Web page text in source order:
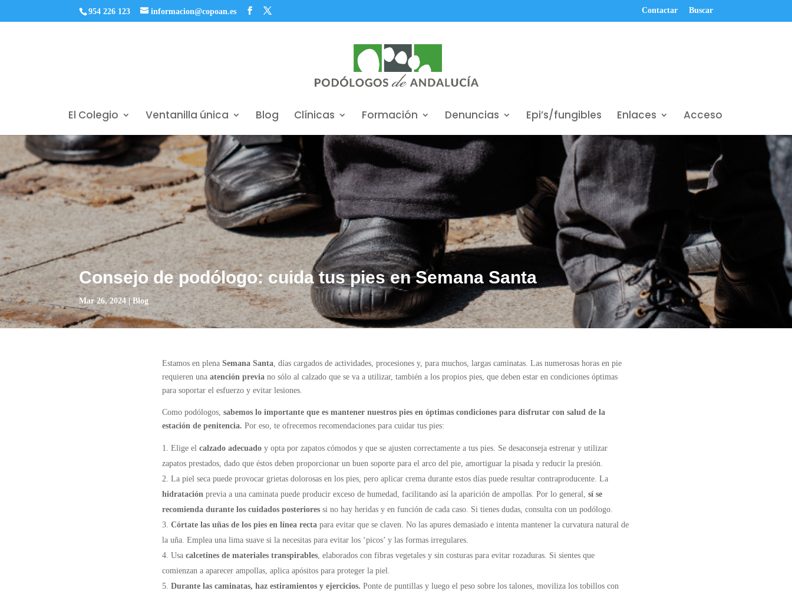
954 226 123 informacion@copoan.es Contactar Buscar
El Colegio Ventanilla única Blog Clínicas Formación Denuncias Epi’s/fungibles Enlaces Acceso
Consejo de podólogo: cuida tus pies en Semana Santa
Mar 26, 2024 |Blog
Estamos en plenaSemana Santa , días cargados de actividades, procesiones y, para muchos, largas caminatas. Las numerosas horas en pie
requieren una atención previa no sólo al calzado que se va a utilizar, también a los propios pies, que deben estar en condiciones óptimas
para soportar el esfuerzo y evitar lesiones.
Como podólogos, sabemos lo importante que es mantener nuestros pies en óptimas condiciones para disfrutar con salud de la
estación de penitencia. Por eso, te ofrecemos recomendaciones para cuidar tus pies:
Elige el calzado adecuadoy opta por zapatos cómodos y que se ajusten correctamente a tus pies. Se desaconseja estrenar y utilizar
zapatos prestados, dado que éstos deben proporcionar un buen soporte para el arco del pie, amortiguar la pisada y reducir la presión.
La piel seca puede provocar grietas dolorosas en los pies, pero aplicar crema durante estos días puede resultar contraproducente. La
hidratación previa a una caminata puede producir exceso de humedad, facilitando así la aparición de ampollas. Por lo general, sí se
recomienda durante los cuidados posterioressi no hay heridas y en función de cada caso. Si tienes dudas, consulta con un podólogo.
Córtate las uñas de los pies en línea recta para evitar que se claven. No las apures demasiado e intenta mantener la curvatura natural de
la uña. Emplea una lima suave si la necesitas para evitar los ‘picos’ y las formas irregulares.
Usa calcetines de materiales transpirables, elaborados con fibras vegetales y sin costuras para evitar rozaduras. Si sientes que
comienzan a aparecer ampollas, aplica apósitos para proteger la piel.
Durante las caminatas, haz estiramientos y ejercicios. Ponte de puntillas y luego el peso sobre los talones, moviliza los tobillos con